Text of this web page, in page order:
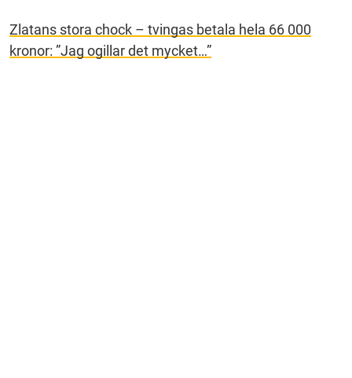
Zlatans stora chock – tvingas betala hela 66 000
kronor: ”Jag ogillar det mycket…”